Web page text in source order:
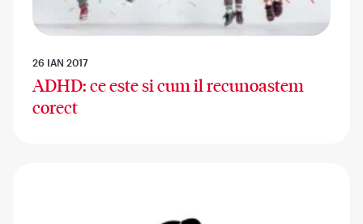
26 IAN 2017
ADHD: ce este si cum il recunoastem
corect